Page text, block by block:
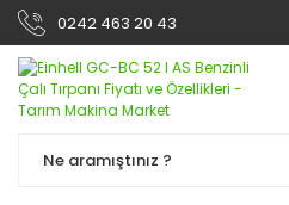
0242 463 20 43